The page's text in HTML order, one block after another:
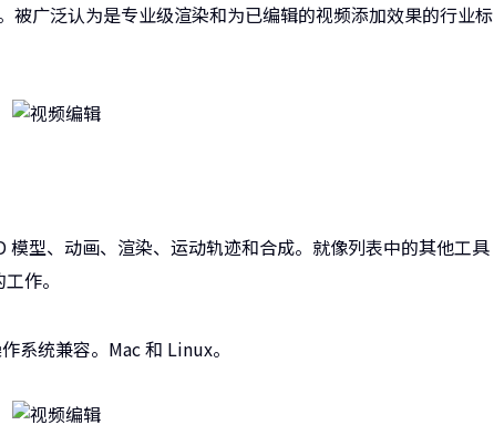
广泛认为是专业级渲染和为已编辑的视频添加效果的行业标
型、动画、渲染、运动轨迹和合成。就像列表中的其他工具
作。
系统兼容。Mac 和 Linux。